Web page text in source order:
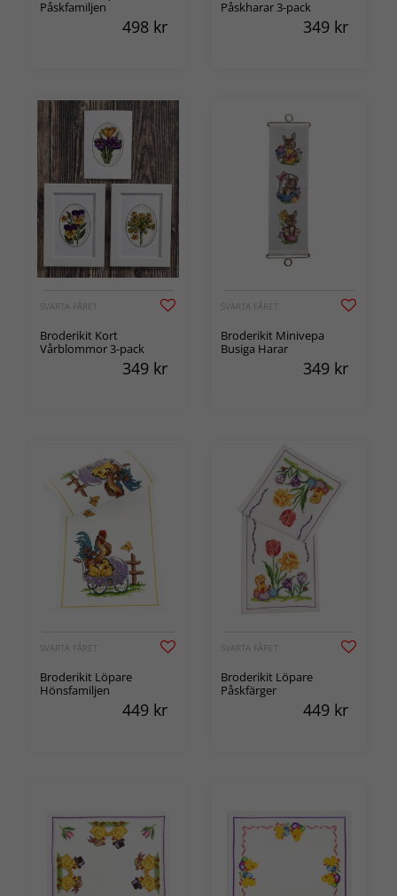
Påskfamiljen
498 kr
Påskharar 3-pack
349 kr
SVARTA FÅRET
Broderikit Kort
Vårblommor 3-pack
349 kr
SVARTA FÅRET
Broderikit Minivepa
Busiga Harar
349 kr
SVARTA FÅRET
Broderikit Löpare
Hönsfamiljen
449 kr
SVARTA FÅRET
Broderikit Löpare
Påskfärger
449 kr